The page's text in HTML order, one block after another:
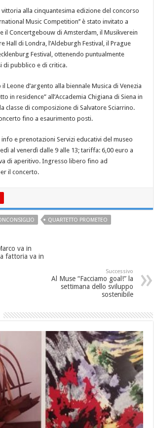
alla cinquantesima edizione del concorso
Music Competition’’ è stato invitato a
il Concertgebouw di Amsterdam, il Musikverein
Hall di Londra, l’Aldeburgh Festival, il Prague
Festival, ottenendo puntualmente
di pubblico e di critica.
Leone d’argento alla biennale Musica di Venezia
in residence” all’Accademia Chigiana di Siena in
classe di composizione di Salvatore Sciarrino.
fino a esaurimento posti.
info e prenotazioni Servizi educativi del museo
al venerdì dalle 9 alle 13; tariffa: 6,00 euro a
di aperitivo. Ingresso libero fino ad
il concerto.
QUARTETTO PROMETEO
va in
fattoria va in
Successivo
Al Muse “Facciamo goal!” la
settimana dello sviluppo
sostenibile